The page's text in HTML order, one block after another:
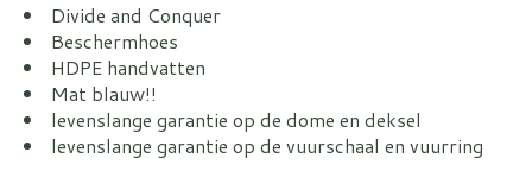
Divide and Conquer
Beschermhoes
HDPE handvatten
Mat blauw!!
levenslange garantie op de dome en deksel
levenslange garantie op de vuurschaal en vuurring